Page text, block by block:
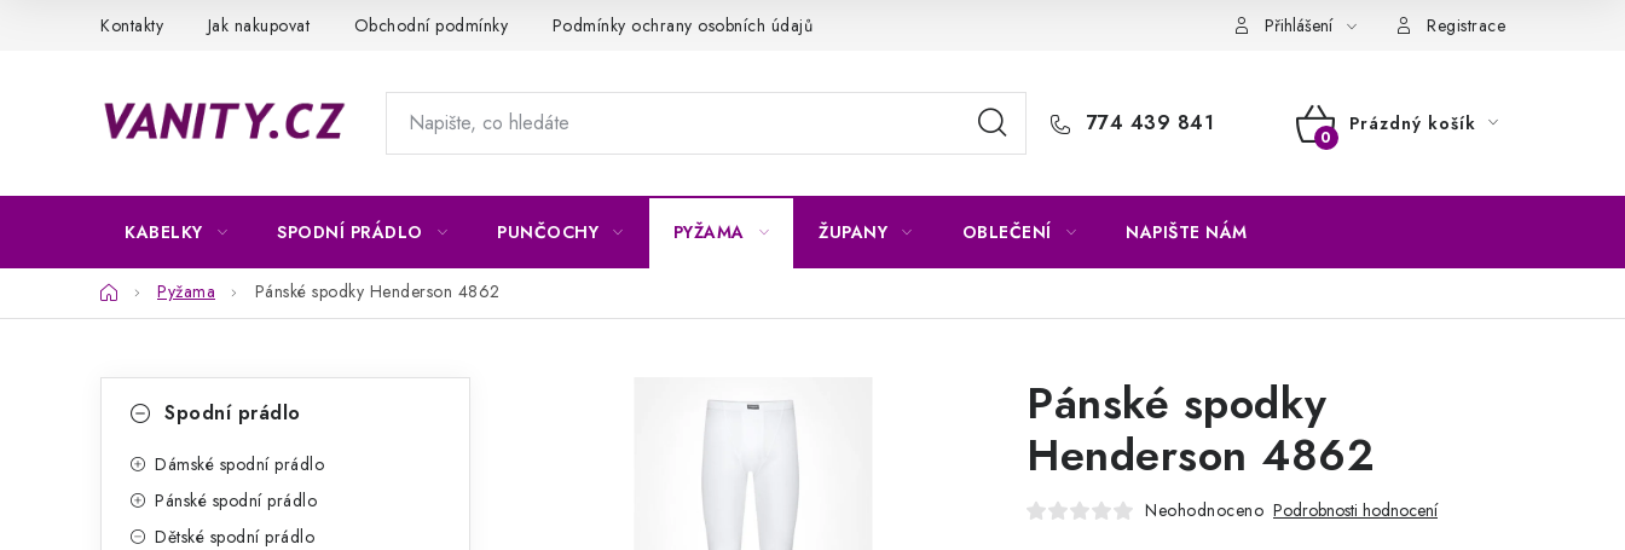
Kontakty Jak nakupovat Obchodní podmínky Podmínky ochrany osobních údajů Přihlášení Registrace
774 439 841
NÁKUPNÍ
Prázdný košík
KABELKY SPODNÍ PRÁDLO PUNČOCHY PYŽAMA ŽUPANY OBLEČENÍ NAPIŠTE NÁM
DomůPyžama Pánské spodky Henderson 4862
kategorieSpodní prádlo
Dámské spodní prádlo
Pánské spodní prádlo
Dětské spodní prádlo
Pánské spodky
Henderson 4862
Neohodnoceno Podrobnosti hodnocení